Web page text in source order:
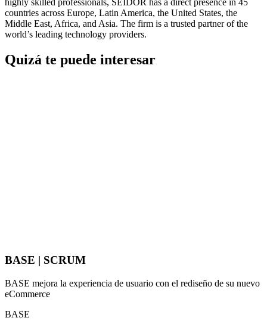
highly skilled professionals, SEIDOR has a direct presence in 45
countries across Europe, Latin America, the United States, the
Middle East, Africa, and Asia. The firm is a trusted partner of the
world’s leading technology providers.
Quizá te puede interesar
BASE | SCRUM
BASE mejora la experiencia de usuario con el rediseño de su nuevo
eCommerce
BASE